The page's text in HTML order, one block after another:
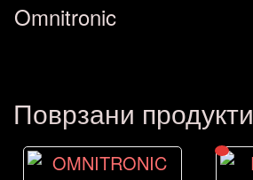
Omnitronic
Поврзани продукти